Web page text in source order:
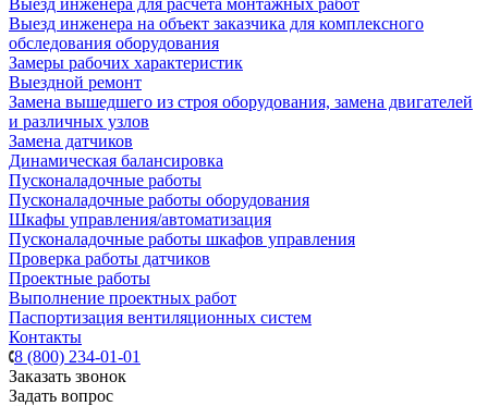
Выезд инженера для расчета монтажных работ
Выезд инженера на объект заказчика для комплексного
обследования оборудования
Замеры рабочих характеристик
Выездной ремонт
Замена вышедшего из строя оборудования, замена двигателей
и различных узлов
Замена датчиков
Динамическая балансировка
Пусконаладочные работы
Пусконаладочные работы оборудования
Шкафы управления/автоматизация
Пусконаладочные работы шкафов управления
Проверка работы датчиков
Проектные работы
Выполнение проектных работ
Паспортизация вентиляционных систем
Контакты
8 (800) 234-01-01
Заказать звонок
Задать вопрос